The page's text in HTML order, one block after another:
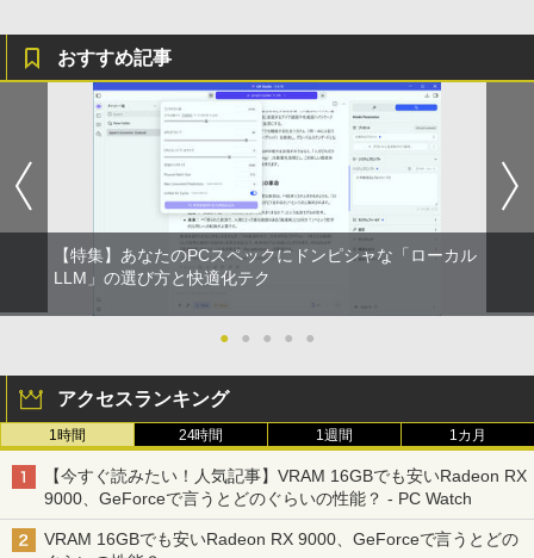
おすすめ記事
【特集】あなたのPCスペックにドンピシャな「ローカル
LLM」の選び方と快適化テク
● ● ● ● ●
アクセスランキング
1時間 24時間 1週間 1カ月
【今すぐ読みたい！人気記事】VRAM 16GBでも安いRadeon RX
9000、GeForceで言うとどのぐらいの性能？ - PC Watch
VRAM 16GBでも安いRadeon RX 9000、GeForceで言うとどの